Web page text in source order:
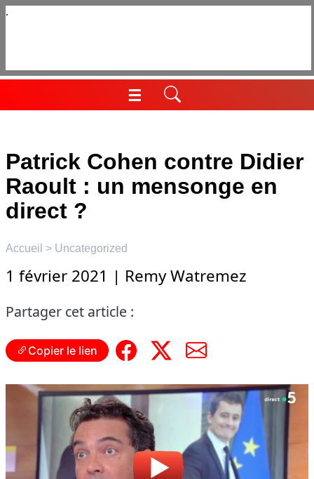
Aller
☰
Menu
Patrick Cohen contre Didier
Raoult : un mensonge en
direct ?
Accueil > Uncategorized
1 février 2021 | Remy Watremez
Partager cet article :
Copier le lien